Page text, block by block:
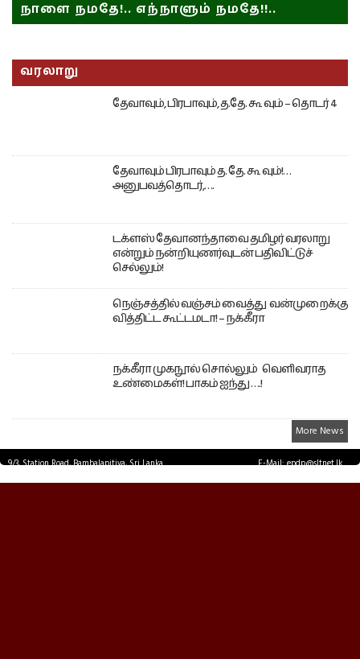
நாளை நமதே!.. எந்நாளும் நமதே!!..
வரலாறு
தேவாவும், பிரபாவும், த.தே. கூ வும் – தொடர் 4
தேவாவும் பிரபாவும் த. தே. கூ வும்!…
அனுபவத்தொடர்,….
டக்ளஸ் தேவானந்தாவை தமிழர் வரலாறு
என்றும் நன்றியுணர்வுடன் பதிவிட்டுச்
செல்லும்!
நெஞ்சத்தில் வஞ்சம் வைத்து வன்முறைக்கு
வித்திட்ட கூட்டமடா! – நக்கீரா
நக்கீரா முகநூல் சொல்லும் வெளிவராத
உண்மைகள்! பாகம் ஐந்து ….!
More News
9/3, Station Road, Bambalapitiya, Sri Lanka.
E-Mail: epdp@sltnet.lk